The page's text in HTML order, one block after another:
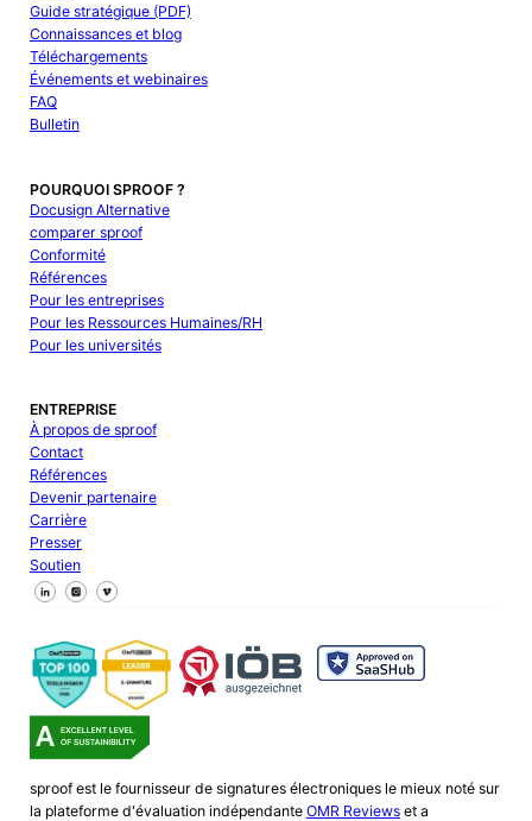
Guide stratégique (PDF)
Connaissances et blog
Téléchargements
Événements et webinaires
FAQ
Bulletin
POURQUOI SPROOF ?
Docusign Alternative
comparer sproof
Conformité
Références
Pour les entreprises
Pour les Ressources Humaines/RH
Pour les universités
ENTREPRISE
À propos de sproof
Contact
Références
Devenir partenaire
Carrière
Presser
Soutien
Suivez-nous sur Facebook
Suivez-nous sur X
Suivez-nous sur LinkedIn
sproof est le fournisseur de signatures électroniques le mieux noté sur
la plateforme d'évaluation indépendante OMR Reviewset a